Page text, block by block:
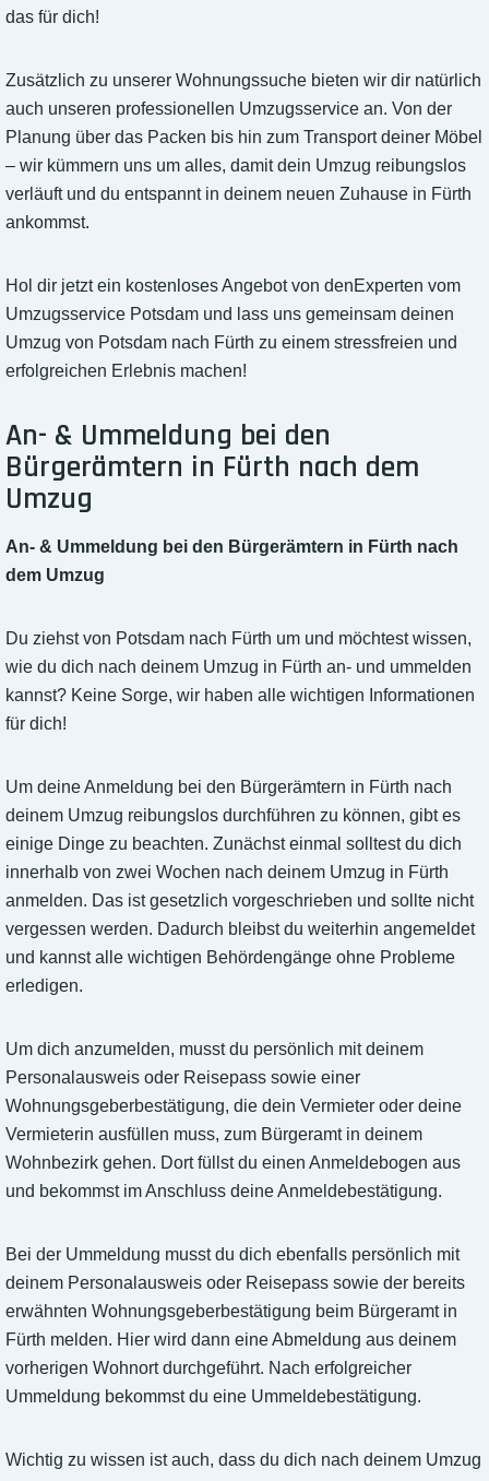
das für dich!
Zusätzlich zu unserer Wohnungssuche bieten wir dir natürlich
auch unseren professionellen Umzugsservice an. Von der
Planung über das Packen bis hin zum Transport deiner Möbel
– wir kümmern uns um alles, damit dein Umzug reibungslos
verläuft und du entspannt in deinem neuen Zuhause in Fürth
ankommst.
Hol dir jetzt ein kostenloses Angebot von denExperten vom
Umzugsservice Potsdam und lass uns gemeinsam deinen
Umzug von Potsdam nach Fürth zu einem stressfreien und
erfolgreichen Erlebnis machen!
An- & Ummeldung bei den
Bürgerämtern in Fürth nach dem
Umzug
An- & Ummeldung bei den Bürgerämtern in Fürth nach
dem Umzug
Du ziehst von Potsdam nach Fürth um und möchtest wissen,
wie du dich nach deinem Umzug in Fürth an- und ummelden
kannst? Keine Sorge, wir haben alle wichtigen Informationen
für dich!
Um deine Anmeldung bei den Bürgerämtern in Fürth nach
deinem Umzug reibungslos durchführen zu können, gibt es
einige Dinge zu beachten. Zunächst einmal solltest du dich
innerhalb von zwei Wochen nach deinem Umzug in Fürth
anmelden. Das ist gesetzlich vorgeschrieben und sollte nicht
vergessen werden. Dadurch bleibst du weiterhin angemeldet
und kannst alle wichtigen Behördengänge ohne Probleme
erledigen.
Um dich anzumelden, musst du persönlich mit deinem
Personalausweis oder Reisepass sowie einer
Wohnungsgeberbestätigung, die dein Vermieter oder deine
Vermieterin ausfüllen muss, zum Bürgeramt in deinem
Wohnbezirk gehen. Dort füllst du einen Anmeldebogen aus
und bekommst im Anschluss deine Anmeldebestätigung.
Bei der Ummeldung musst du dich ebenfalls persönlich mit
deinem Personalausweis oder Reisepass sowie der bereits
erwähnten Wohnungsgeberbestätigung beim Bürgeramt in
Fürth melden. Hier wird dann eine Abmeldung aus deinem
vorherigen Wohnort durchgeführt. Nach erfolgreicher
Ummeldung bekommst du eine Ummeldebestätigung.
Wichtig zu wissen ist auch, dass du dich nach deinem Umzug